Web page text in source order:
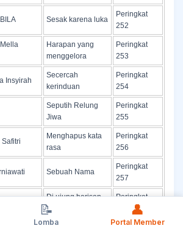
Sesak karena luka
Peringkat
252
Harapan yang
menggelora
Peringkat
253
Insyirah
Secercah
kerinduan
Peringkat
254
Seputih Relung
Jiwa
Peringkat
255
Safitri
Menghapus kata
rasa
Peringkat
256
Sebuah Nama
Peringkat
257
Di ujung barisan
cakrawala
Peringkat
Bangkitnya Casis Peringkat
📝
Lomba
👤
Portal Member